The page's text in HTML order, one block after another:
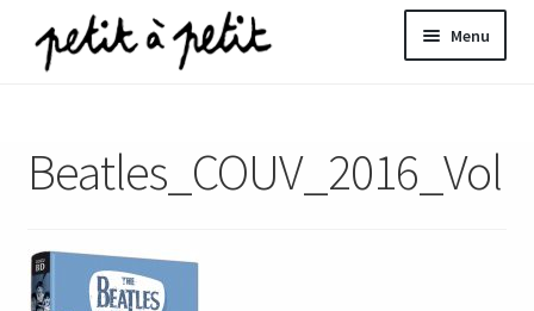
Aller
à
Aller
au
Menu
Beatles_COUV_2016_Vol